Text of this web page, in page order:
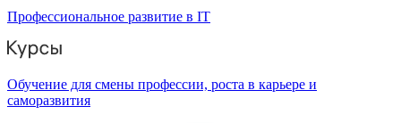
Профессиональное развитие в IT
Обучение для смены профессии, роста в карьере и
саморазвития